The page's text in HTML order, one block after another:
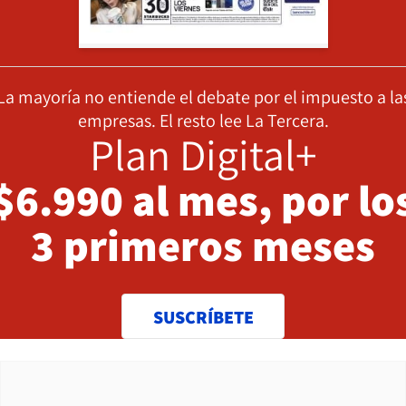
mayoría no entiende el debate por el impuesto a
empresas. El resto lee La Tercera.
Plan Digital+
al mes, por
3 primeros meses
SUSCRÍBETE